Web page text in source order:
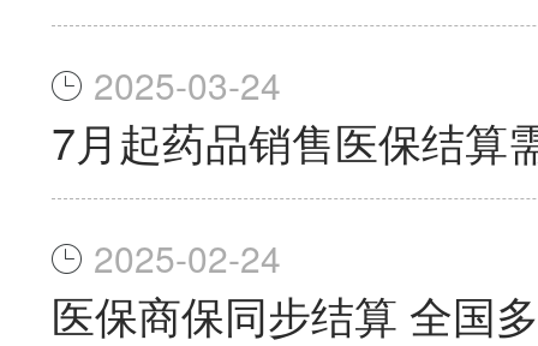
2025-03-24
7月起药品销售医保结
2025-02-24
医保商保同步结算 全国